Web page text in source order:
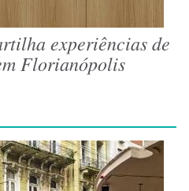
experiências de
Florianópolis